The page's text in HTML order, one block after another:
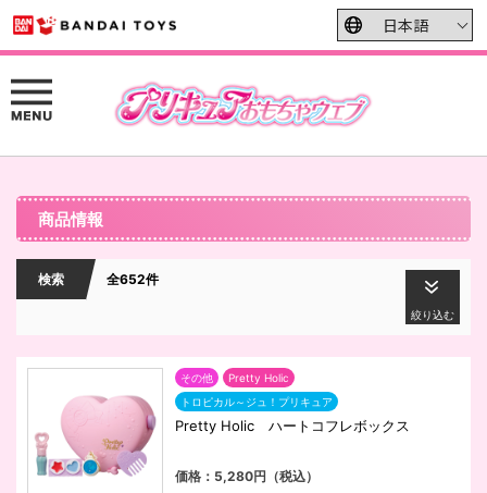
商品情報
検索 全652件
絞り込む
その他
Pretty Holic
トロピカル～ジュ！プリキュア
Pretty Holic ハートコフレボックス
価格：5,280円（税込）